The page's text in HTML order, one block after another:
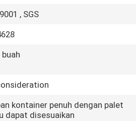
, SGS
buah
kontainer penuh dengan palet
dapat disesuaikan